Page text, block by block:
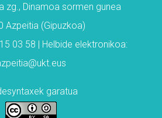
zg., Dinamoa sormen gunea
Azpeitia (Gipuzkoa)
03 58 | Helbide elektronikoa:
garatua